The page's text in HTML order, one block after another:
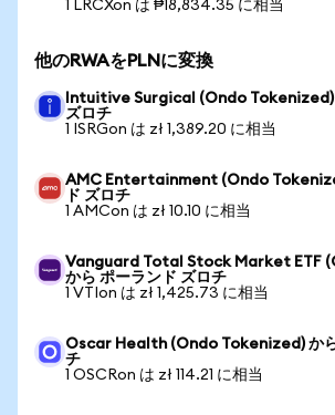
1 LRCXon は ₱18,834.35 に相当
他のRWAをPLNに変換
Intuitive Surgical (Ondo Tokenized)
ズロチ
1 ISRGon は zł 1,389.20 に相当
AMC Entertainment (Ondo
ド ズロチ
1 AMCon は zł 10.10 に相当
Vanguard Total Stock Market ETF
から ポーランド ズロチ
1 VTIon は zł 1,425.73 に相当
Oscar Health (Ondo Tokenized) から
チ
1 OSCRon は zł 114.21 に相当